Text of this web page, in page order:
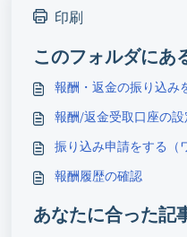
印刷
このフォルダにあ
報酬・返金の振り込み
報酬/返金受取口座の設
振り込み申請をする（
報酬履歴の確認
あなたに合った記